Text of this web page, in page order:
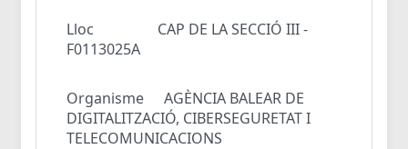
Lloc
CAP DE LA SECCIÓ III -
F0113025A
Organisme
AGÈNCIA BALEAR DE
DIGITALITZACIÓ, CIBERSEGURETAT I
TELECOMUNICACIONS